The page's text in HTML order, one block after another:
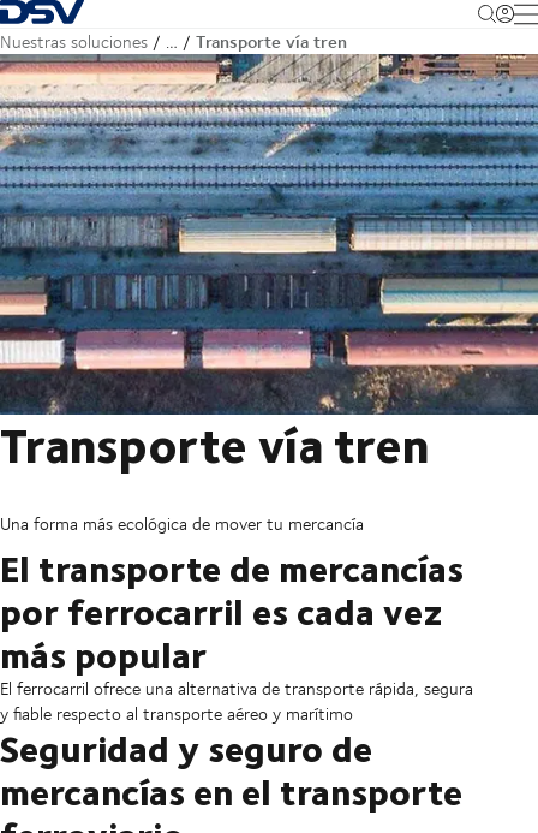
Volver a la página de inicio
Nuestras soluciones … Transporte vía tren
Transporte vía tren
Una forma más ecológica de mover tu mercancía
El transporte de mercancías
por ferrocarril es cada vez
más popular
El ferrocarril ofrece una alternativa de transporte rápida, segura
y fiable respecto al transporte aéreo y marítimo
Seguridad y seguro de
mercancías en el transporte